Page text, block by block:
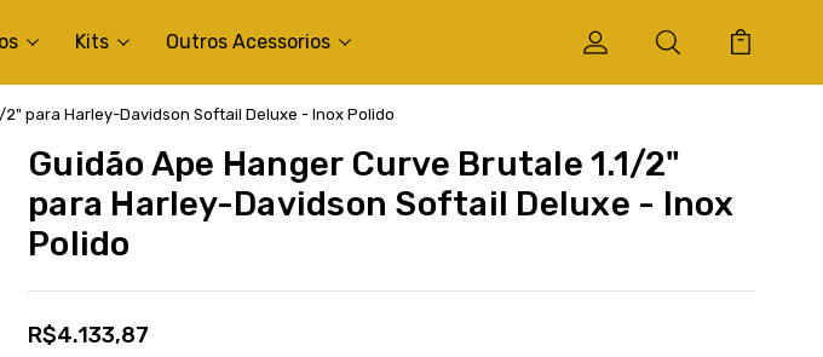
Kits Outros Acessorios
2" para Harley-Davidson Softail Deluxe - Inox Polido
Guidão Ape Hanger Curve Brutale 1.1/2"
para Harley-Davidson Softail Deluxe - Inox
Polido
R$4.133,87